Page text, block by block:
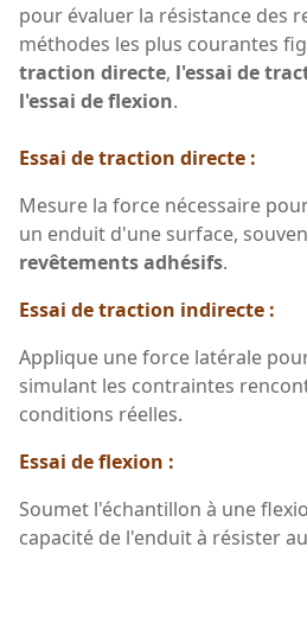
pour évaluer la résistance des
méthodes les plus courantes
traction directe, l'essai de
l'essai de flexion.
Essai de traction directe :
Mesure la force nécessaire
un enduit d'une surface,
revêtements adhésifs.
Essai de traction indirecte :
Applique une force latérale
simulant les contraintes
conditions réelles.
Essai de flexion :
Soumet l'échantillon à une
capacité de l'enduit à résister